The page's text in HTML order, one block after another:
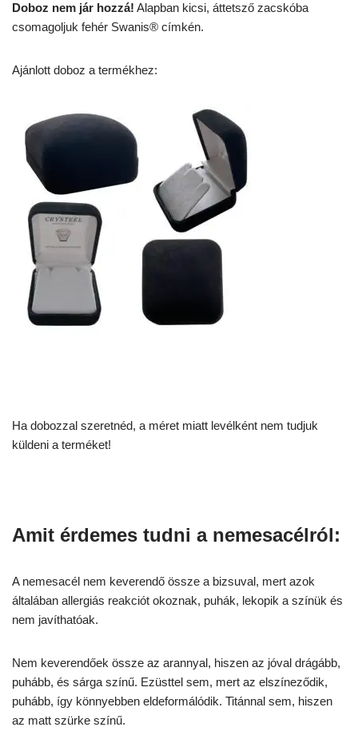
Doboz nem jár hozzá! Alapban kicsi, áttetsző zacskóba
csomagoljuk fehér Swanis® címkén.
Ajánlott doboz a termékhez:
Ha dobozzal szeretnéd, a méret miatt levélként nem tudjuk
küldeni a terméket!
Amit érdemes tudni a nemesacélról:
A nemesacél nem keverendő össze a bizsuval, mert azok
általában allergiás reakciót okoznak, puhák, lekopik a színük és
nem javíthatóak.
Nem keverendőek össze az arannyal, hiszen az jóval drágább,
puhább, és sárga színű. Ezüsttel sem, mert az elszíneződik,
puhább, így könnyebben eldeformálódik. Titánnal sem, hiszen
az matt szürke színű.